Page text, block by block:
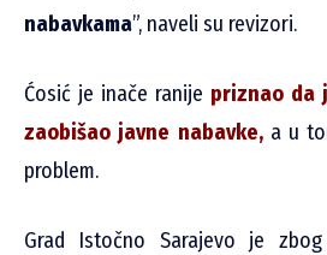
nabavkama”, naveli su revizori.
Ćosić je inače ranije priznao da
zaobišao javne nabavke,a u
problem.
Grad Istočno Sarajevo je